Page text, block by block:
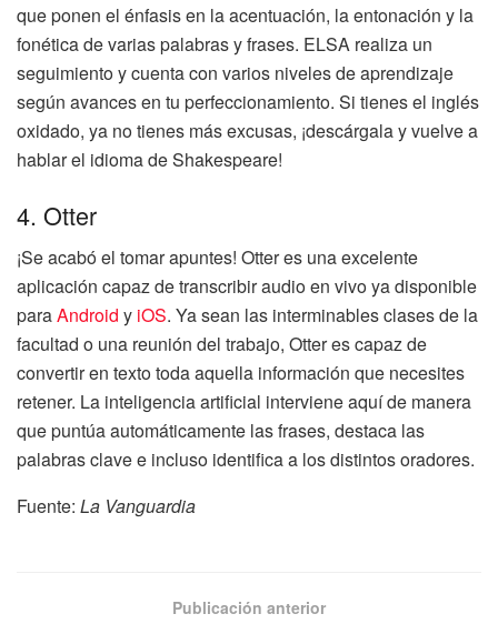
que ponen el énfasis en la acentuación, la entonación y la
fonética de varias palabras y frases. ELSA realiza un
seguimiento y cuenta con varios niveles de aprendizaje
según avances en tu perfeccionamiento. Si tienes el inglés
oxidado, ya no tienes más excusas, ¡descárgala y vuelve a
hablar el idioma de Shakespeare!
4. Otter
¡Se acabó el tomar apuntes! Otter es una excelente
aplicación capaz de transcribir audio en vivo ya disponible
paraAndroid y iOS. Ya sean las interminables clases de la
facultad o una reunión del trabajo, Otter es capaz de
convertir en texto toda aquella información que necesites
retener. La inteligencia artificial interviene aquí de manera
que puntúa automáticamente las frases, destaca las
palabras clave e incluso identifica a los distintos oradores.
Fuente: La Vanguardia
Publicación anterior